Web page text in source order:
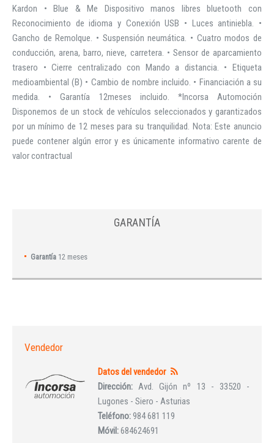
Kardon • Blue & Me Dispositivo manos libres bluetooth con
Reconocimiento de idioma y Conexión USB • Luces antiniebla. •
Gancho de Remolque. • Suspensión neumática. • Cuatro modos de
conducción, arena, barro, nieve, carretera. • Sensor de aparcamiento
trasero • Cierre centralizado con Mando a distancia. • Etiqueta
medioambiental (B) • Cambio de nombre incluido. • Financiación a su
medida. • Garantía 12meses incluido. *Incorsa Automoción
Disponemos de un stock de vehículos seleccionados y garantizados
por un mínimo de 12 meses para su tranquilidad. Nota: Este anuncio
puede contener algún error y es únicamente informativo carente de
valor contractual
GARANTÍA
Garantía 12 meses
Vendedor
Datos del vendedor
Dirección:Avd. Gijón nº 13 - 33520 -
Lugones - Siero - Asturias
Teléfono:984 681 119
Móvil:684624691